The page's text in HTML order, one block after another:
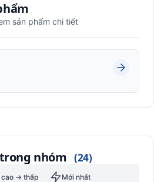
sản phẩm chi tiết
nhóm (24)
cao → thấp Mới nhất